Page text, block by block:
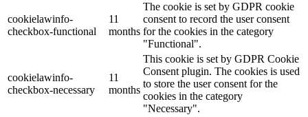
cookielawinfo-
checkbox-functional
11
months
The cookie is set by GDPR cookie
consent to record the user consent
for the cookies in the category
"Functional".
cookielawinfo-
checkbox-necessary
11
months
This cookie is set by GDPR Cookie
Consent plugin. The cookies is used
to store the user consent for the
cookies in the category
"Necessary".